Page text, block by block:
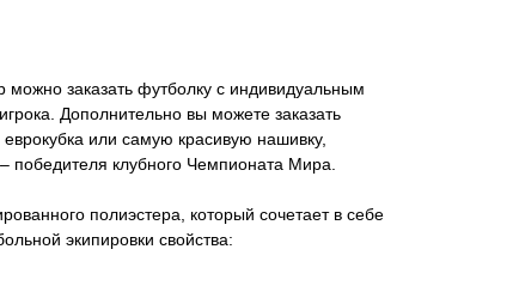
можно заказать футболку с индивидуальным
Дополнительно вы можете заказать
или самую красивую нашивку,
клубного Чемпионата Мира.
полиэстера, который сочетает в себе
экипировки свойства: